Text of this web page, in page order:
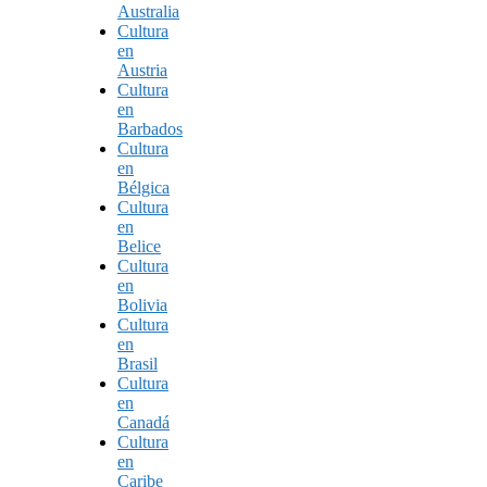
Australia
Cultura
en
Austria
Cultura
en
Barbados
Cultura
en
Bélgica
Cultura
en
Belice
Cultura
en
Bolivia
Cultura
en
Brasil
Cultura
en
Canadá
Cultura
en
Caribe